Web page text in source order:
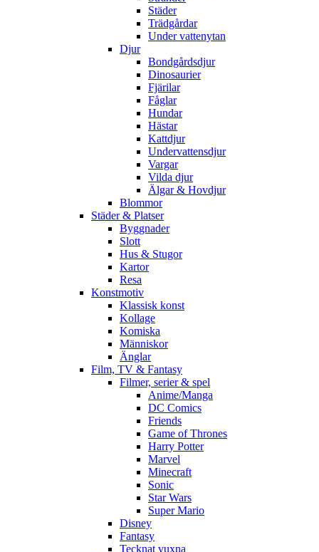
Städer
Trädgårdar
Under vattenytan
Djur
Bondgårdsdjur
Dinosaurier
Fjärilar
Fåglar
Hundar
Hästar
Kattdjur
Undervattensdjur
Vargar
Vilda djur
Älgar & Hovdjur
Blommor
Städer & Platser
Byggnader
Slott
Hus & Stugor
Kartor
Resa
Konstmotiv
Klassisk konst
Kollage
Komiska
Människor
Änglar
Film, TV & Fantasy
Filmer, serier & spel
Anime/Manga
DC Comics
Friends
Game of Thrones
Harry Potter
Marvel
Minecraft
Sonic
Star Wars
Super Mario
Disney
Fantasy
Tecknat vuxna